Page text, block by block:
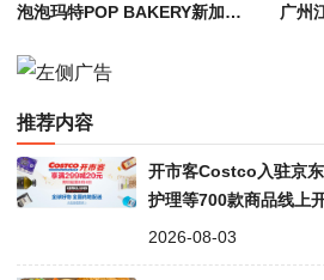
泡泡玛特POP BAKERY新加坡首店开业，正式进入全球烘焙市场
推荐内容
开市客Costco入驻京
护理等700款商品线上
2026-08-03